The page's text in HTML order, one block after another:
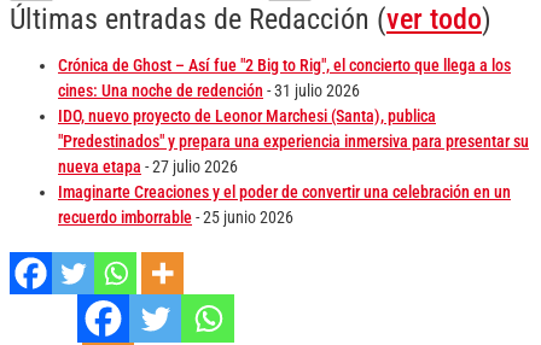
Últimas entradas de Redacción (ver todo)
Crónica de Ghost – Así fue "2 Big to Rig", el concierto que llega a los
cines: Una noche de redención - 31 julio 2026
IDO, nuevo proyecto de Leonor Marchesi (Santa), publica
"Predestinados" y prepara una experiencia inmersiva para presentar su
nueva etapa - 27 julio 2026
Imaginarte Creaciones y el poder de convertir una celebración en un
recuerdo imborrable- 25 junio 2026